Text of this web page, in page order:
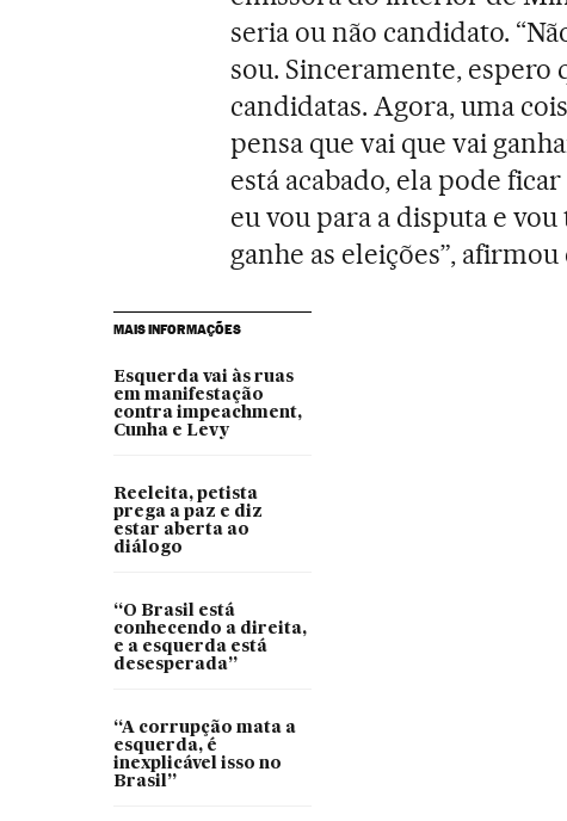
seria ou não candidato.
sou. Sinceramente, espero
candidatas. Agora, uma
pensa que vai que vai
está acabado, ela pode
eu vou para a disputa e
ganhe as eleições”, afirmou
MAIS INFORMAÇÕES
Esquerda vai às ruas
em manifestação
contra impeachment,
Cunha e Levy
Reeleita, petista
prega a paz e diz
estar aberta ao
diálogo
“O Brasil está
conhecendo a direita,
e a esquerda está
desesperada”
“A corrupção mata a
esquerda, é
inexplicável isso no
Brasil”